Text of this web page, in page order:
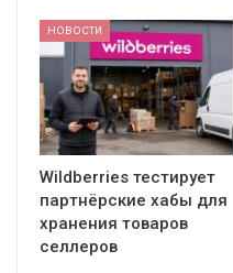
НОВОСТИ
Wildberries тестирует
партнёрские хабы для
хранения товаров
селлеров